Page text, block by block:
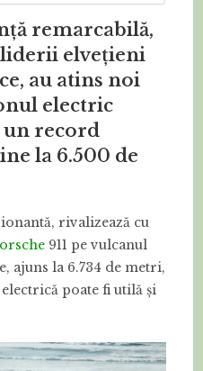
remarcabilă,
liderii elvețieni
au atins noi
electric
record
la 6.500 de
rivalizează cu
911 pe vulcanul
ajuns la 6.734 de metri,
poate fi utilă și